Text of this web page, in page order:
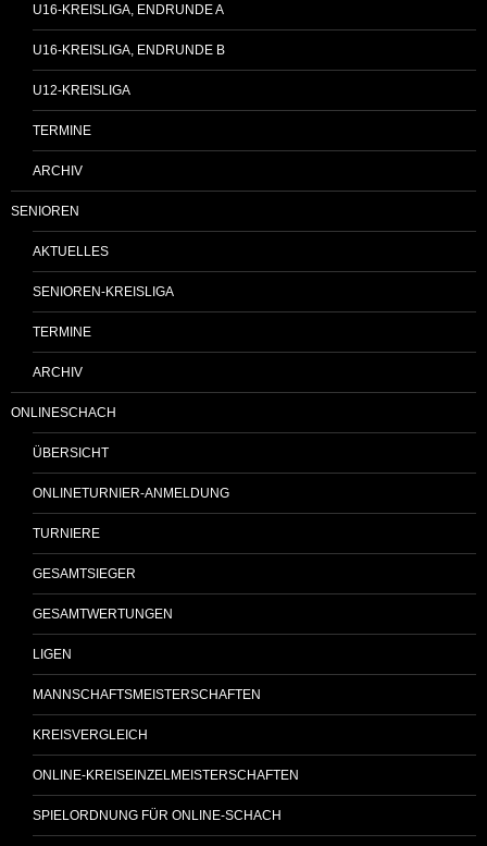
U16-KREISLIGA, ENDRUNDE A
U16-KREISLIGA, ENDRUNDE B
U12-KREISLIGA
TERMINE
ARCHIV
SENIOREN
AKTUELLES
SENIOREN-KREISLIGA
TERMINE
ARCHIV
ONLINESCHACH
ÜBERSICHT
ONLINETURNIER-ANMELDUNG
TURNIERE
GESAMTSIEGER
GESAMTWERTUNGEN
LIGEN
MANNSCHAFTSMEISTERSCHAFTEN
KREISVERGLEICH
ONLINE-KREISEINZELMEISTERSCHAFTEN
SPIELORDNUNG FÜR ONLINE-SCHACH